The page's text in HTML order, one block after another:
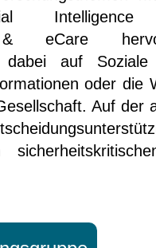
& eCare
dabei auf
oder die
Auf der